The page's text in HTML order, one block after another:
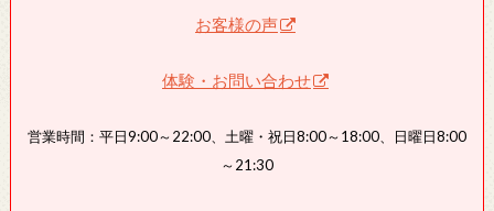
お客様の声
体験・お問い合わせ
営業時間：平日9:00～22:00、土曜・祝日8:00～18:00、日曜日8:00
～21:30